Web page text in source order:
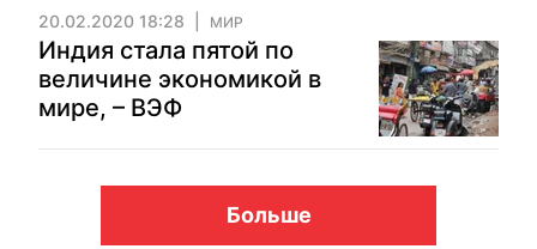
20.02.2020 18:28 МИР
Индия стала пятой по
величине экономикой в ​​
мире, – ВЭФ
Больше